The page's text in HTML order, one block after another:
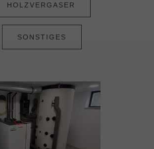
HOLZVERGASER
SONSTIGES